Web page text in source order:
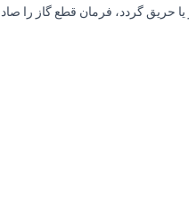
حریق گردد، فرمان قطع گاز را